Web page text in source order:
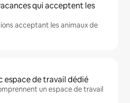
qui acceptent les
acceptant les animaux de
espace de travail dédié
un espace de travail